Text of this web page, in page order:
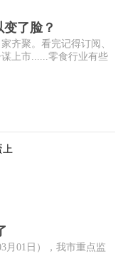
了脸？
齐聚。看完记得订阅、
上市......零食行业有些
月01日），我市重点监